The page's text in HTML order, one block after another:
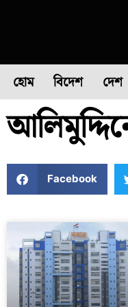
হোম বিদেশ দেশ
ফুল
Facebook